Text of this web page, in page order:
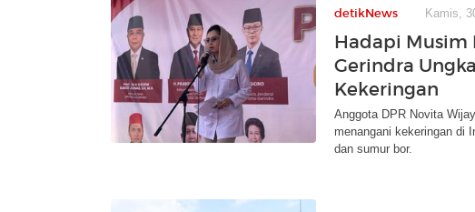
detikNews Kamis,
Hadapi Musim
Gerindra
Kekeringan
Anggota DPR Novita
menangani kekeringan di
dan sumur bor.